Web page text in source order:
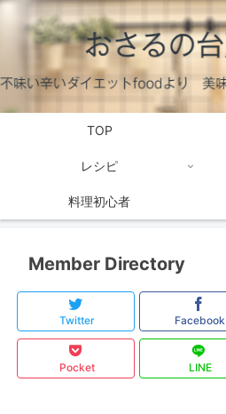
TOP
レシピ
料理初心者
Member Directory
Twitter Facebook
Pocket LINE